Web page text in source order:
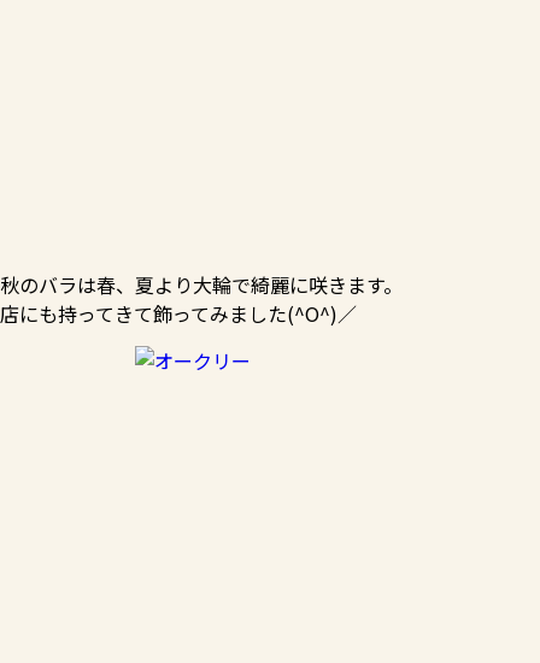
秋のバラは春、夏より大輪で綺麗に咲きます。
店にも持ってきて飾ってみました(^O^)／